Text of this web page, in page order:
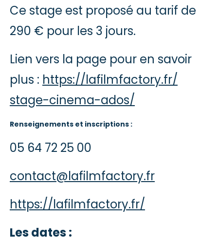
Ce stage est proposé au tarif de
290 € pour les 3 jours.
Lien vers la page pour en savoir
plus : https://lafilmfactory.fr/
stage-cinema-ados/
Renseignements et inscriptions :
05 64 72 25 00
contact@lafilmfactory.fr
https://lafilmfactory.fr/
Les dates :